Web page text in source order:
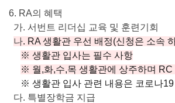
6. RA의 혜택
가. 서번트 리더십 교육 및 훈련기회
나. RA 생활관 우선 배정(신청은 소속
※ 생활관 입사는 필수 사항
※ 월,화,수,목 생활관에 상주하며
※ 생활관 입사 관련 내용은 코로나19
다. 특별장학금 지급